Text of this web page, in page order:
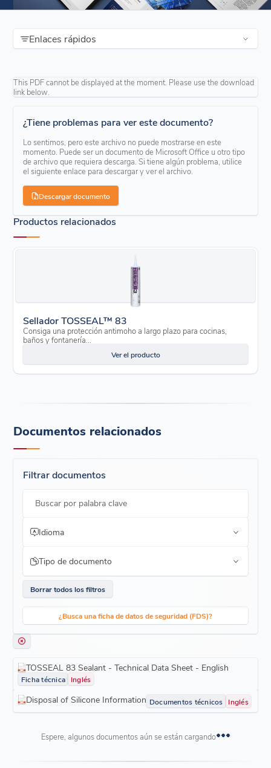
Enlaces rápidos
This PDF cannot be displayed at the moment. Please use the download
link below.
¿Tiene problemas para ver este documento?
Lo sentimos, pero este archivo no puede mostrarse en este
momento. Puede ser un documento de Microsoft Office u otro tipo
de archivo que requiera descarga. Si tiene algún problema, utilice
el siguiente enlace para descargar y ver el archivo.
Descargar documento
Productos relacionados
Sellador TOSSEAL™ 83
Consiga una protección antimoho a largo plazo para cocinas,
baños y fontanería...
Ver el producto
Documentos relacionados
Filtrar documentos
Buscar por palabra clave
Idioma
Tipo de documento
Borrar todos los filtros
¿Busca una ficha de datos de seguridad (FDS)?
TOSSEAL 83 Sealant - Technical Data Sheet - English
Ficha técnica Inglés
Disposal of Silicone Information Documentos técnicos Inglés
Espere, algunos documentos aún se están cargando